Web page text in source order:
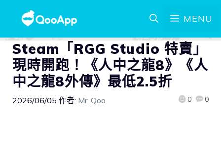
MENU
Steam「RGG Studio 特賣」
現時開跑！《人中之龍8》《人
中之龍8外傳》最低2.5折
2026/06/05 作者: Mr. Qoo 0 0